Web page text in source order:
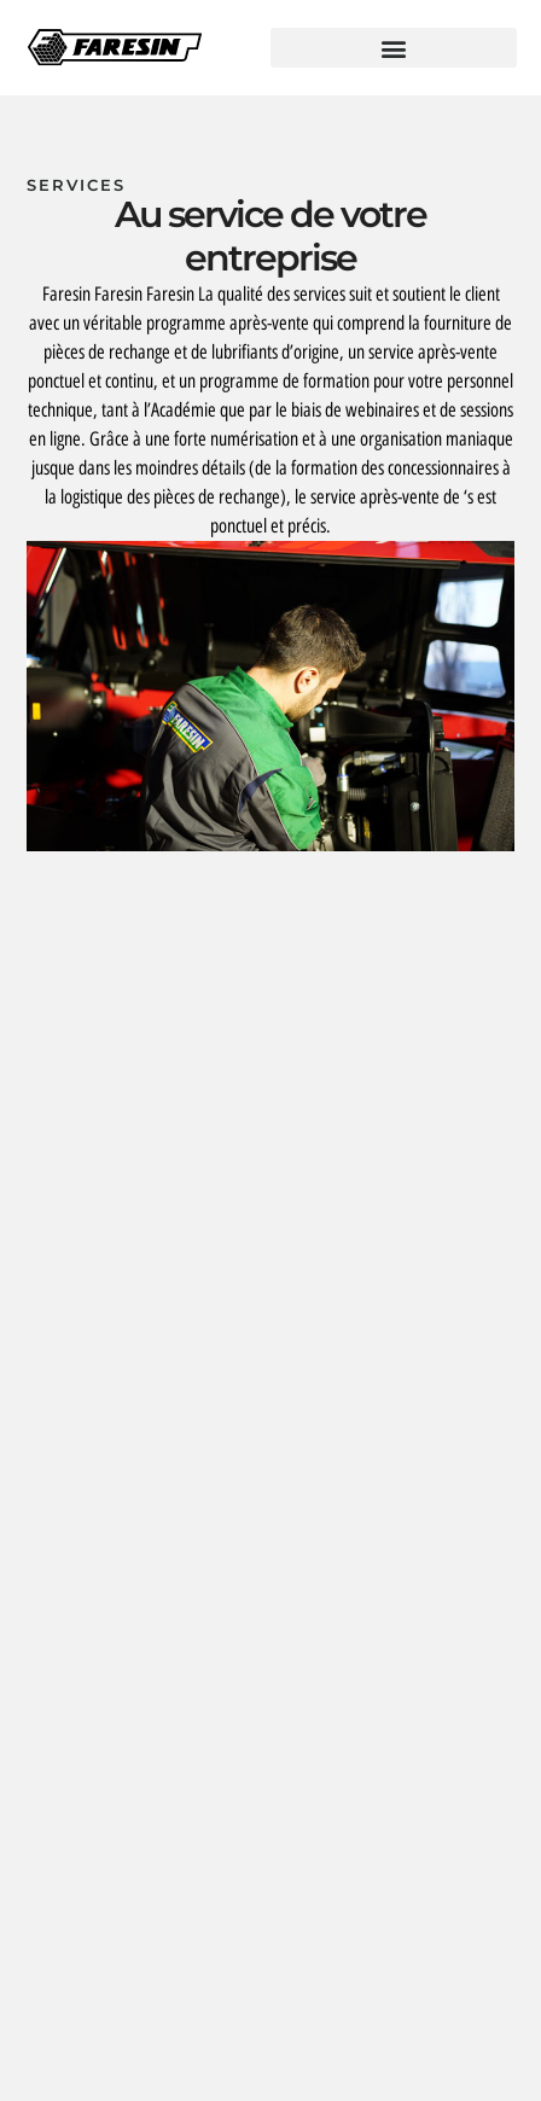
SERVICES
Au service de votre
entreprise
Faresin Faresin Faresin La qualité des services suit et soutient le client
avec un véritable programme après-vente qui comprend la fourniture de
pièces de rechange et de lubrifiants d’origine, un service après-vente
ponctuel et continu, et un programme de formation pour votre personnel
technique, tant à l’Académie que par le biais de webinaires et de sessions
en ligne. Grâce à une forte numérisation et à une organisation maniaque
jusque dans les moindres détails (de la formation des concessionnaires à
la logistique des pièces de rechange), le service après-vente de ‘s est
ponctuel et précis.